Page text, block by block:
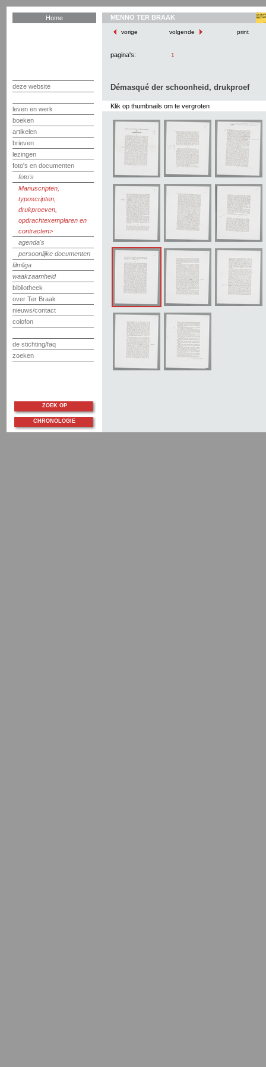
Home
deze website
leven en werk
boeken
artikelen
brieven
lezingen
foto's en documenten
foto's
Manuscripten,
typoscripten,
drukproeven,
opdrachtexemplaren en
contracten
agenda's
persoonlijke documenten
filmliga
waakzaamheid
bibliotheek
over Ter Braak
nieuws/contact
colofon
de stichting/faq
zoeken
MENNO TER BRAAK
vorige volgende print
pagina's: 1
Démasqué der schoonheid, drukproef
Klik op thumbnails om te vergroten
ZOEK OP
CHRONOLOGIE